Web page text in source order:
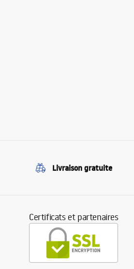
Livraison gratuite
Certificats et partenaires